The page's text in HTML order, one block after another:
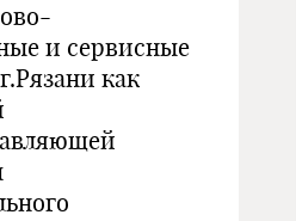
и сервисные
как